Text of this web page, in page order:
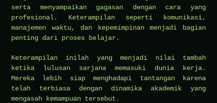
serta menyampaikan gagasan dengan cara yang
profesional. Keterampilan seperti komunikasi,
manajemen waktu, dan kepemimpinan menjadi bagian
penting dari proses belajar.
Keterampilan inilah yang menjadi nilai tambah
ketika lulusan sarjana memasuki dunia kerja.
Mereka lebih siap menghadapi tantangan karena
telah terbiasa dengan dinamika akademik yang
mengasah kemampuan tersebut.